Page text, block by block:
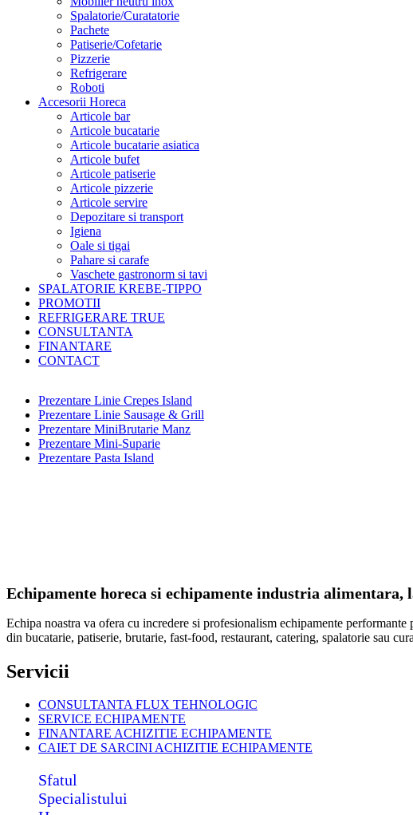
Spalatorie/Curatatorie
Pachete
Patiserie/Cofetarie
Pizzerie
Refrigerare
Roboti
Accesorii Horeca
Articole bar
Articole bucatarie
Articole bucatarie asiatica
Articole bufet
Articole patiserie
Articole pizzerie
Articole servire
Depozitare si transport
Igiena
Oale si tigai
Pahare si carafe
Vaschete gastronorm si tavi
SPALATORIE KREBE-TIPPO
PROMOTII
REFRIGERARE TRUE
CONSULTANTA
FINANTARE
CONTACT
Prezentare Linie Crepes Island
Prezentare Linie Sausage & Grill
Prezentare MiniBrutarie Manz
Prezentare Mini-Suparie
Prezentare Pasta Island
Echipamente horeca si echipamente industria alimentara,
Echipa noastra va ofera cu incredere si profesionalism echipamente performante
din bucatarie, patiserie, brutarie, fast-food, restaurant, catering, spalatorie sau
Servicii
CONSULTANTA FLUX TEHNOLOGIC
SERVICE ECHIPAMENTE
FINANTARE ACHIZITIE ECHIPAMENTE
CAIET DE SARCINI ACHIZITIE ECHIPAMENTE
Sfatul
Specialistului